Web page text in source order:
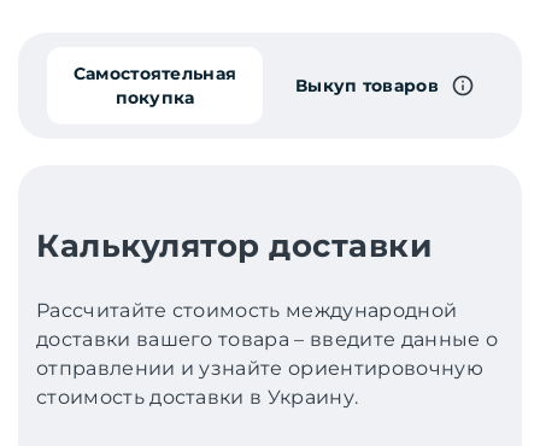
Самостоятельная
покупка
Выкуп товаров
Калькулятор доставки
Рассчитайте стоимость международной
доставки вашего товара – введите данные о
отправлении и узнайте ориентировочную
стоимость доставки в Украину.